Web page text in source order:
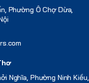
Phường Ô Chợ Dừa,
Nghĩa, Phường Ninh Kiều,